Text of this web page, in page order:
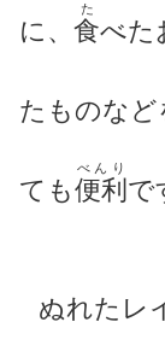
に、 食
た
べた
たものなど
ても便利
べんり
で
ぬれたレ